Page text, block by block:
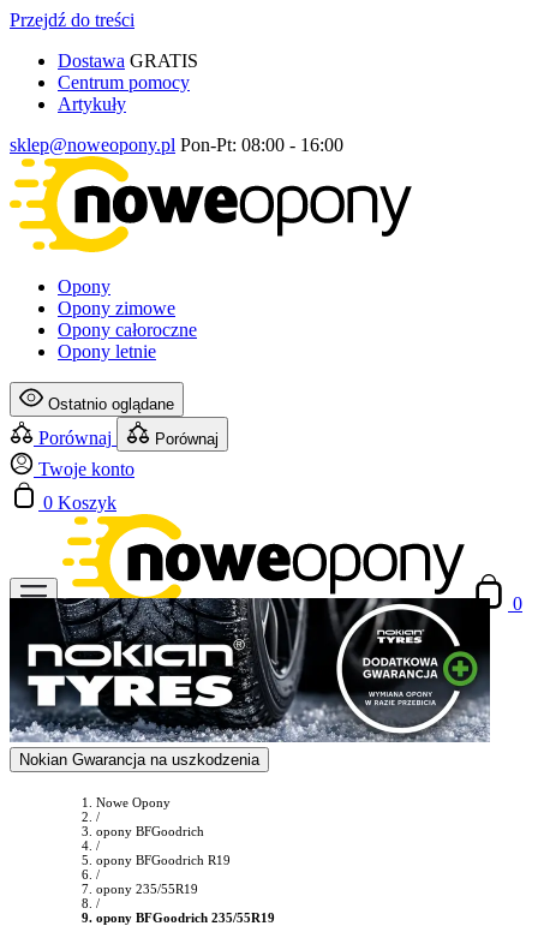
Przejdź do treści
Dostawa GRATIS
Centrum pomocy
Artykuły
sklep@noweopony.pl Pon-Pt: 08:00 - 16:00
Opony
Opony zimowe
Opony całoroczne
Opony letnie
Ostatnio oglądane
Porównaj Porównaj
Twoje konto
0 Koszyk
0
Nokian Gwarancja na uszkodzenia
Nowe Opony
/
opony BFGoodrich
/
opony BFGoodrich R19
/
opony 235/55R19
/
opony BFGoodrich 235/55R19